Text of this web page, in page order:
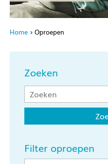
Home Oproepen
Zoeken
Filter oproepen